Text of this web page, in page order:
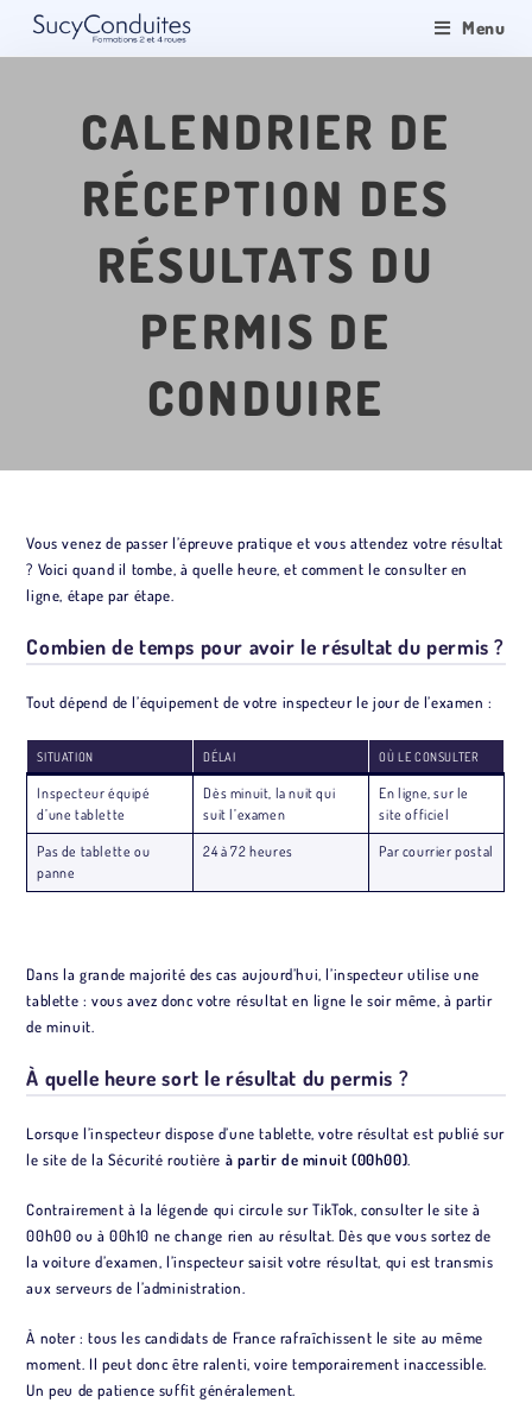
Menu
CALENDRIER DE
RÉCEPTION DES
RÉSULTATS DU
PERMIS DE
CONDUIRE
Vous venez de passer l’épreuve pratique et vous attendez votre résultat
? Voici quand il tombe, à quelle heure, et comment le consulter en
ligne, étape par étape.
Combien de temps pour avoir le résultat du permis ?
Tout dépend de l’équipement de votre inspecteur le jour de l’examen :
SITUATION DÉLAI OÙ LE CONSULTER
Inspecteur équipé
d’une tablette
Dès minuit, la nuit qui
suit l’examen
En ligne, sur le
site officiel
Pas de tablette ou
panne
24 à 72 heures Par courrier postal
Dans la grande majorité des cas aujourd’hui, l’inspecteur utilise une
tablette : vous avez donc votre résultat en ligne le soir même, à partir
de minuit.
À quelle heure sort le résultat du permis ?
Lorsque l’inspecteur dispose d’une tablette, votre résultat est publié sur
le site de la Sécurité routière à partir de minuit (00h00).
Contrairement à la légende qui circule sur TikTok, consulter le site à
00h00 ou à 00h10 ne change rien au résultat. Dès que vous sortez de
la voiture d’examen, l’inspecteur saisit votre résultat, qui est transmis
aux serveurs de l’administration.
À noter : tous les candidats de France rafraîchissent le site au même
moment. Il peut donc être ralenti, voire temporairement inaccessible.
Un peu de patience suffit généralement.